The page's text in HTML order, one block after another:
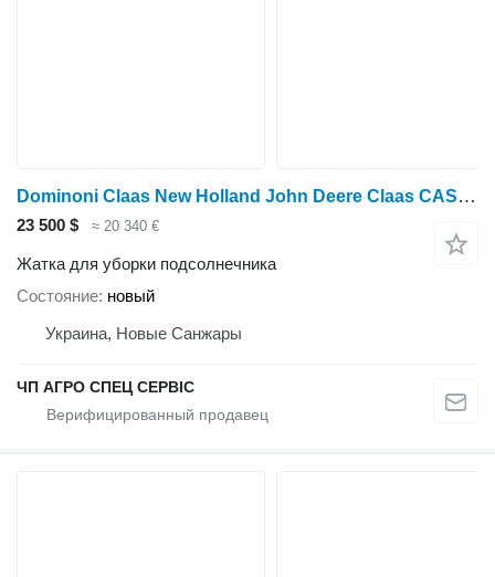
Dominoni Claas New Holland John Deere Claas CASE Шабля SUNSPEED
23 500 $ ≈ 20 340 €
Жатка для уборки подсолнечника
Состояние новый
Украина, Новые Санжары
ЧП АГРО СПЕЦ СЕРВІС